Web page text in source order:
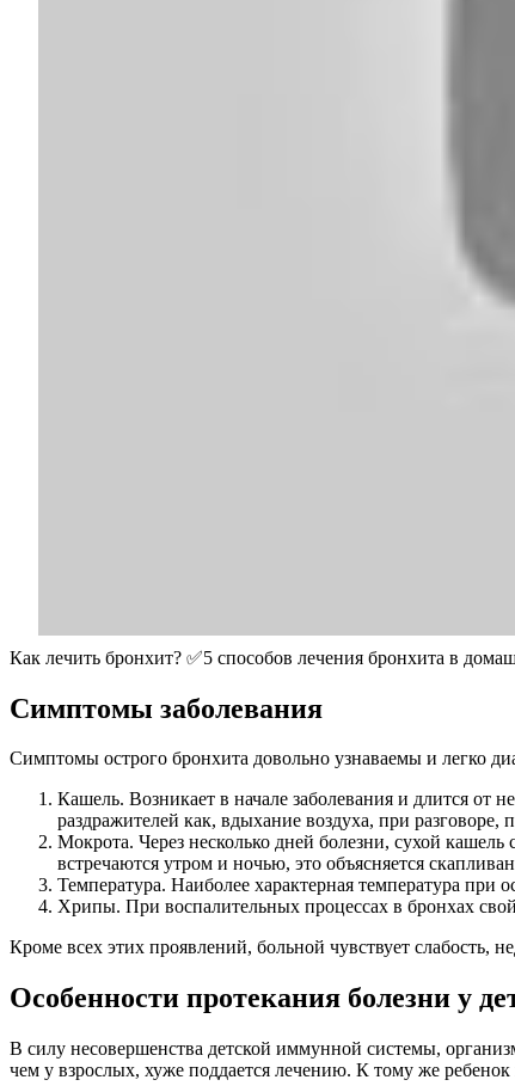
Как лечить бронхит? ✅5 способов лечения бронхита в
Симптомы заболевания
Симптомы острого бронхита довольно узнаваемы и легко
Кашель. Возникает в начале заболевания и длится от
раздражителей как, вдыхание воздуха, при разговоре,
Мокрота. Через несколько дней болезни, сухой
встречаются утром и ночью, это объясняется
Температура. Наиболее характерная температура
Хрипы. При воспалительных процессах в бронхах
Кроме всех этих проявлений, больной чувствует слабость,
Особенности протекания болезни у
В силу несовершенства детской иммунной системы,
чем у взрослых, хуже поддается лечению. К тому же